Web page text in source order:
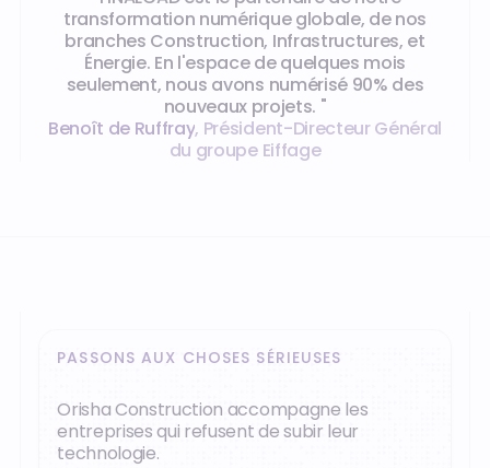
transformation numérique globale, de nos
branches Construction, Infrastructures, et
Énergie. En l'espace de quelques mois
seulement, nous avons numérisé 90% des
nouveaux projets. "
Benoît de Ruffray, Président-Directeur Général
du groupe Eiffage
PASSONS AUX CHOSES SÉRIEUSES
Orisha Construction accompagne les
entreprises qui refusent de subir leur
technologie.